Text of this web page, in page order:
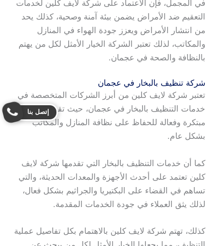
في المجمل، فإن الاعتماد على شركة لايف كلين لخدمات
التعقيم ضد الأمراض يضمن بيئة آمنة وصحية، كذلك يحد
من انتشار الأمراض ويعزز جودة الهواء في المنازل
والمكاتب، لذلك تعتبر الشركة الخيار الأمثل لكل من يهتم
بالنظافة والصحة في عجمان.
شركة تنظيف بالبخار في عجمان
تعتبر شركة لايف كلين من أبرز الشركات المتخصصة في
خدمات التنظيف بالبخار في عجمان، حيث تقدم حلول
مبتكرة وفعالة للحفاظ على نظافة المنازل والمكاتب
بشكل عام.
كما أن خدمات التنظيف بالبخار التي تقدمها شركة لايف
كلين تعتمد على أحدث الأجهزة والمعدات الحديثة، والتي
تساهم في القضاء على البكتيريا والجراثيم بشكل فعال،
لذلك يثق العملاء في جودة الخدمات المقدمة.
كذلك، تهتم شركة لايف كلين بالاهتمام بكل تفاصيل عملية
إتصل بنا